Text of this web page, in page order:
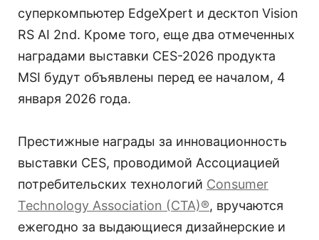
суперкомпьютер EdgeXpert и десктоп Vision
RS AI 2nd. Кроме того, еще два отмеченных
наградами выставки CES-2026 продукта
MSI будут объявлены перед ее началом, 4
января 2026 года.
Престижные награды за инновационность
выставки CES, проводимой Ассоциацией
потребительских технологий Consumer
Technology Association (CTA)®, вручаются
ежегодно за выдающиеся дизайнерские и